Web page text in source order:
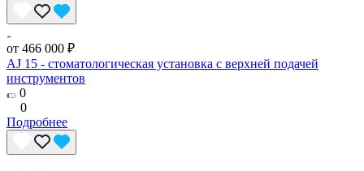
от 466 000 ₽
AJ 15 - стоматологическая установка с верхней подачей
инструментов
0
0
Подробнее